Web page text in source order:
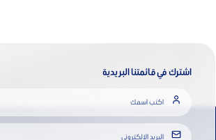
اشترك في قائمتنا البريدية